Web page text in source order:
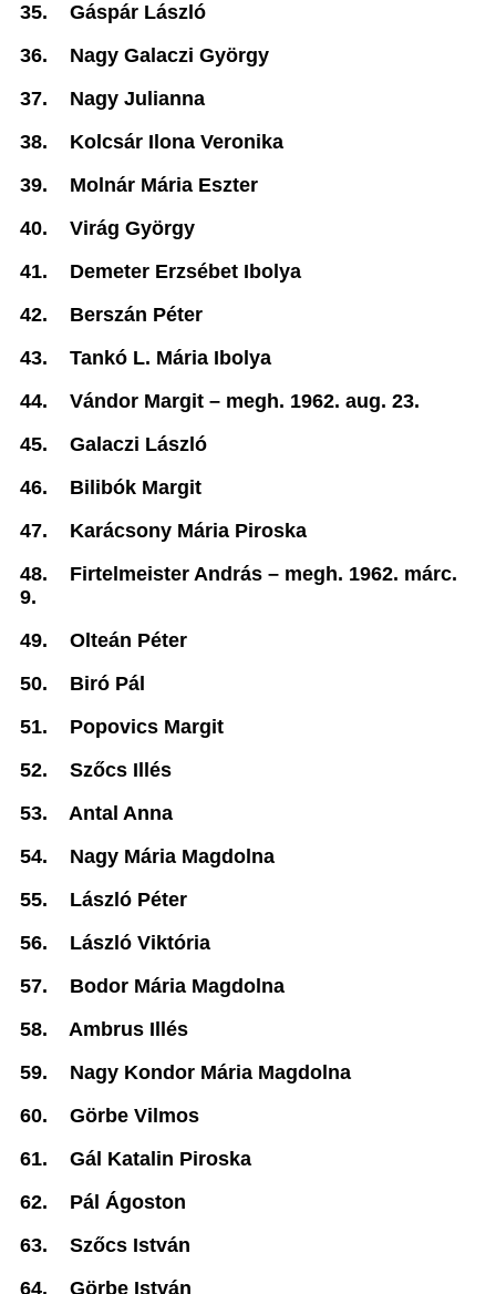
35.
Gáspár László
36.
Nagy Galaczi György
37.
Nagy Julianna
38.
Kolcsár Ilona Veronika
39.
Molnár Mária Eszter
40.
Virág György
41.
Demeter Erzsébet Ibolya
42.
Berszán Péter
43.
Tankó L. Mária Ibolya
44.
Vándor Margit – megh. 1962. aug. 23.
45.
Galaczi László
46.
Bilibók Margit
47.
Karácsony Mária Piroska
48.
Firtelmeister András – megh. 1962. márc.
9.
49.
Olteán Péter
50.
Biró Pál
51.
Popovics Margit
52.
Szőcs Illés
53.
Antal Anna
54.
Nagy Mária Magdolna
55.
László Péter
56.
László Viktória
57.
Bodor Mária Magdolna
58.
Ambrus Illés
59.
Nagy Kondor Mária Magdolna
60.
Görbe Vilmos
61.
Gál Katalin Piroska
62.
Pál Ágoston
63.
Szőcs István
64.
Görbe István